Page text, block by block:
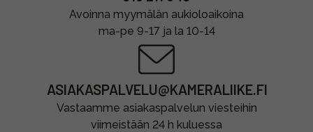
Avoinna myymälän aukioloaikoina
ma-pe 9-17 ja la 10-14
ASIAKASPALVELU@KAMERALIIKE.FI
Vastaamme asiakaspalvelun viesteihin
viimeistään 24 h kuluessa